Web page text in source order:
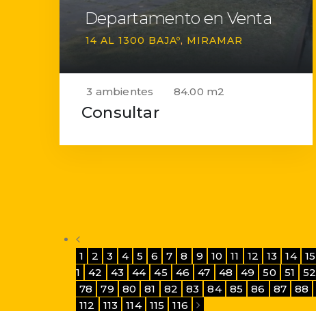
Departamento en Venta
14 AL 1300 BAJAº MIRAMAR
3 ambientes 84.00 m2
Consultar
1 2 3 4 5 6 7 8 9 10 11 12 13 14 15
1
42 43 44 45 46 47 48 49 50 51 52
78
79 80 81 82 83 84 85 86 87 88
112
113 114 115 116